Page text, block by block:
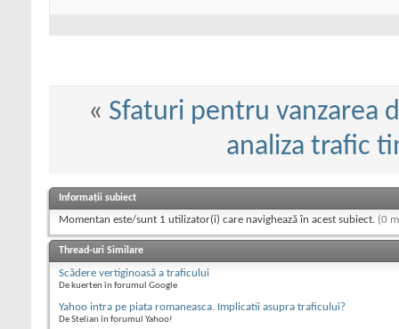
« Sfaturi pentru vanzarea
analiza trafic
Informații subiect
Momentan este/sunt 1 utilizator(i) care navighează în acest subiect. (0
Thread-uri Similare
Scădere vertiginoasă a traficului
De kuerten în forumul Google
Yahoo intra pe piata romaneasca. Implicatii asupra traficului?
De Stelian în forumul Yahoo!